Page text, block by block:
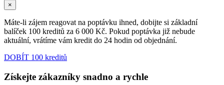
×
Máte-li zájem reagovat na poptávku ihned, dobijte si základní
balíček 100 kreditů za 6 000 Kč. Pokud poptávka již nebude
aktuální, vrátíme vám kredit do 24 hodin od objednání.
DOBÍT 100 kreditů
Získejte zákazníky snadno a rychle